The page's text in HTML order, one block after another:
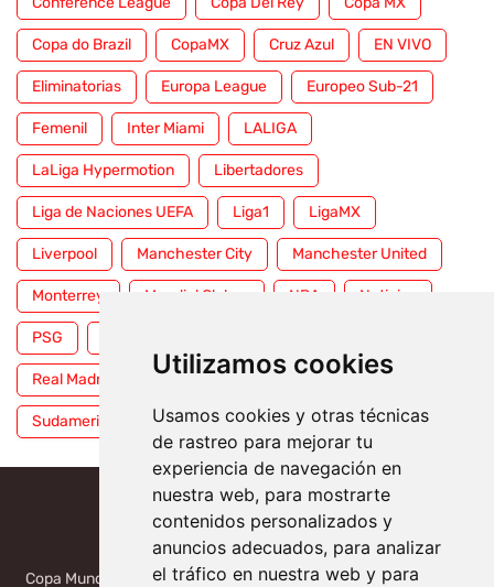
Utilizamos cookies
Usamos cookies y otras técnicas
de rastreo para mejorar tu
experiencia de navegación en
nuestra web, para mostrarte
contenidos personalizados y
anuncios adecuados, para analizar
el tráfico en nuestra web y para
Copa do Brazil CopaMX Cruz Azul EN VIVO
Eliminatorias Europa League Europeo Sub-21
Femenil Inter Miami LALIGA
LaLiga Hypermotion Libertadores
Liga de Naciones UEFA Liga1 LigaMX
Liverpool Manchester City Manchester United
Monterrey Mundial Clubes NBA Noticias
PSG
Real Madrid Selección Mexicana Serie A
Sudamericana Tigres Toluca UFC WWE
Copa Mundial 2026, México, USA, Canadá: Copa del Mundo de la